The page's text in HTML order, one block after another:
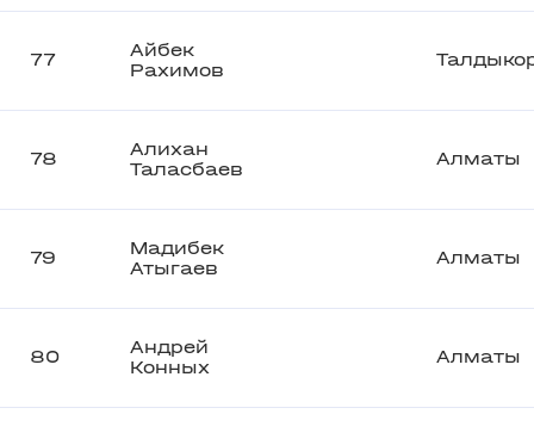
77
Айбек
Рахимов
78
Алихан
Таласбаев
Алматы
79
Мадибек
Атыгаев
Алматы
80
Андрей
Конных
Алматы